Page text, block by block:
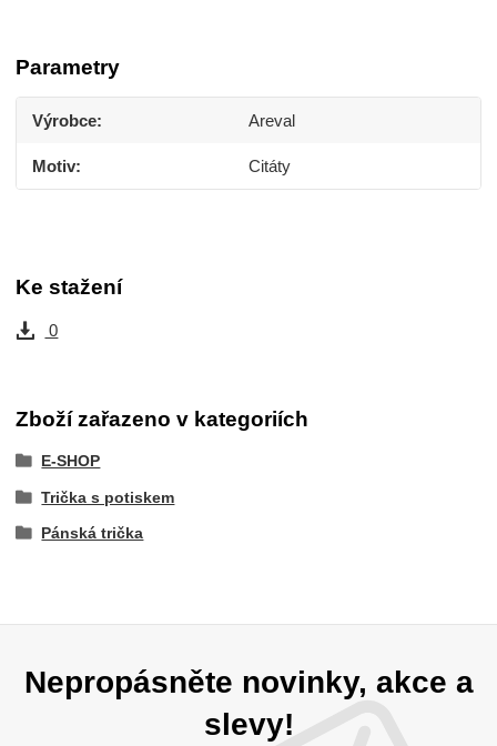
Parametry
Výrobce Areval
Motiv Citáty
Ke stažení
0
Zboží zařazeno v kategoriích
E-SHOP
Trička s potiskem
Pánská trička
Nepropásněte novinky, akce a
slevy!